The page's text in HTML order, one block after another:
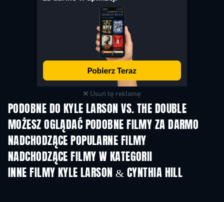
Usuń tę reklamę
PODOBNE DO KYLE LARSON VS. THE DOUBLE
MOŻESZ OGLĄDAĆ PODOBNE FILMY ZA DARMO
NADCHODZĄCE POPULARNE FILMY
NADCHODZĄCE FILMY W KATEGORII
INNE FILMY KYLE LARSON & CYNTHIA HILL